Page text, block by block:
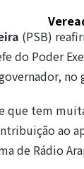
(PSB)
do Poder
tem
ao
de Rádio